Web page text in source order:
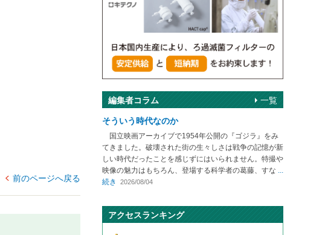
前のページへ戻る
編集者コラム
そういう時代なのか
国立映画アーカイブで1954年公開の『ゴジラ』をみ
てきました。破壊された街の生々しさは戦争の記憶が新
しい時代だったことを感じずにはいられません。特撮や
映像の魅力はもちろん、登場する科学者の葛藤、すな ...
続き
2026/08/04
一覧
アクセスランキング